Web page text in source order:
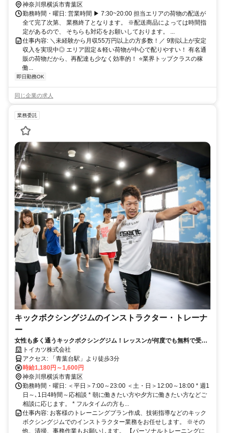
神奈川県横浜市青葉区
勤務時間・曜日: 営業時間 ▶ 7:30~20:00 担当エリアの荷物の配送が
全て完了次第、 業務終了となります。 ※配送商品によっては時間指
定があるので、 そちらも対応をお願いしております。 ...
仕事内容: ＼未経験から月収55万円以上の方多数！／ 9割以上が安定
収入を実現中◎ エリア固定＆軽い荷物が中心で配りやすい！ 有名通
販の荷物だから、再配達も少なく効率的！ ⭐業界トップクラスの稼
働...
即日勤務OK
同じ企業の求人
業務委託
キックボクシングジムのインストラクター・トレーナ
ー
女性も多く通うキックボクシングジム！レッスンが何度でも無料で受け
られる特典付き☆
トイカツ株式会社
アクセス: 「青葉台駅」より徒歩3分
時給1,180円～1,600円
神奈川県横浜市青葉区
勤務時間・曜日: ＜平日＞7:00～23:00 ＜土・日＞12:00～18:00 * 週1
日～､1日4時間～応相談 * 朝に働きたい方や夕方に働きたい方などご
相談に応じます。 * フルタイムの方も...
仕事内容: お客様のトレーニングプラン作成、技術指導などのキック
ボクシングジムでのインストラクター業務をお任せします。 ※その
他、清掃、事務作業もお願いします。 【パーソナルトレーニングに